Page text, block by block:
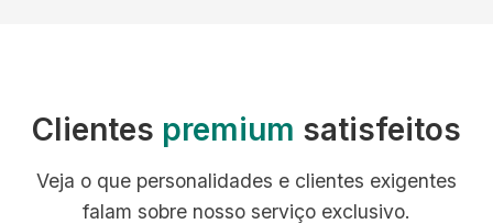
Clientes premium satisfeitos
Veja o que personalidades e clientes exigentes
falam sobre nosso serviço exclusivo.